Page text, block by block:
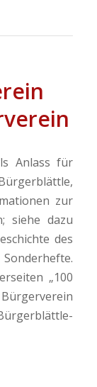
Anlass für
zur
siehe dazu
des
„100